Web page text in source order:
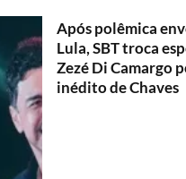
Após polêmica
Lula, SBT troca
Zezé Di Camargo
inédito de Chaves